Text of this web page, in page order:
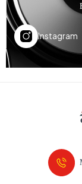
Instagram